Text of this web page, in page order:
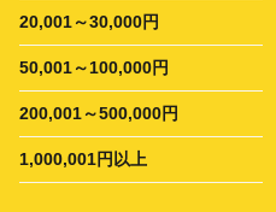
20,001～30,000円
50,001～100,000円
200,001～500,000円
1,000,001円以上